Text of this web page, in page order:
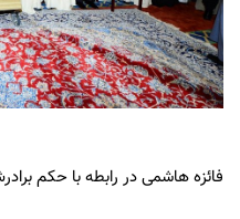
فائزه هاشمی در رابطه با حکم